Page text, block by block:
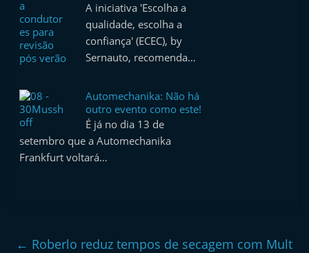
A iniciativa 'Escolha a
qualidade, escolha a
confiança' (ECEC), by
Sernauto, recomenda…
Automechanika: Não há
outro evento como este!
É já no dia 13 de
setembro que a Automechanika
Frankfurt voltará…
← Roberlo reduz tempos de secagem com Mult